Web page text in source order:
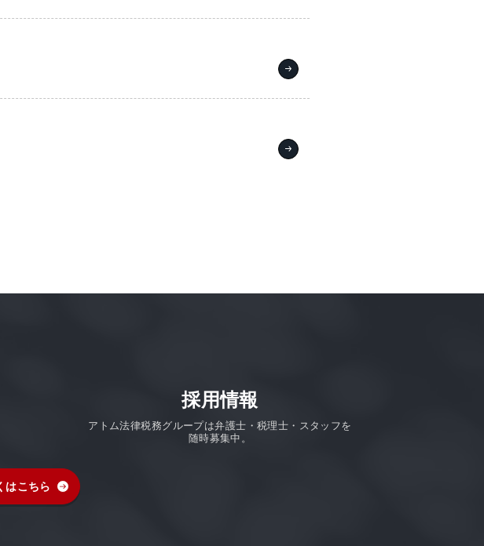
採用情報
アトム法律税務グループは弁護士・税理士・スタッフを
随時募集中。
はこちら